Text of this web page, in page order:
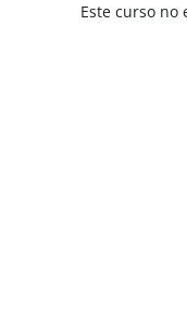
Este curso no